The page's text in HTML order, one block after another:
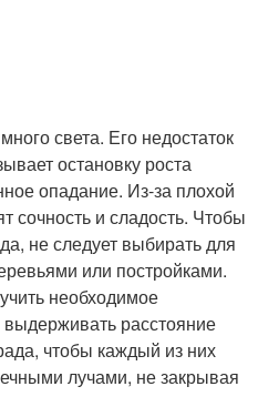
света. Его недостаток
остановку роста
опадание. Из-за плохой
сочность и сладость. Чтобы
не следует выбирать для
или постройками.
необходимое
расстояние
чтобы каждый из них
лучами, не закрывая